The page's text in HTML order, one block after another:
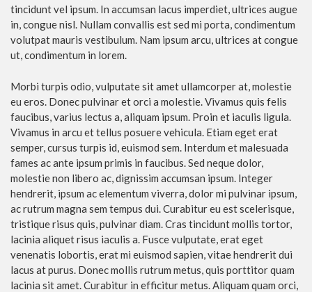
tincidunt vel ipsum. In accumsan lacus imperdiet, ultrices augue
in, congue nisl. Nullam convallis est sed mi porta, condimentum
volutpat mauris vestibulum. Nam ipsum arcu, ultrices at congue
ut, condimentum in lorem.
Morbi turpis odio, vulputate sit amet ullamcorper at, molestie
eu eros. Donec pulvinar et orci a molestie. Vivamus quis felis
faucibus, varius lectus a, aliquam ipsum. Proin et iaculis ligula.
Vivamus in arcu et tellus posuere vehicula. Etiam eget erat
semper, cursus turpis id, euismod sem. Interdum et malesuada
fames ac ante ipsum primis in faucibus. Sed neque dolor,
molestie non libero ac, dignissim accumsan ipsum. Integer
hendrerit, ipsum ac elementum viverra, dolor mi pulvinar ipsum,
ac rutrum magna sem tempus dui. Curabitur eu est scelerisque,
tristique risus quis, pulvinar diam. Cras tincidunt mollis tortor,
lacinia aliquet risus iaculis a. Fusce vulputate, erat eget
venenatis lobortis, erat mi euismod sapien, vitae hendrerit dui
lacus at purus. Donec mollis rutrum metus, quis porttitor quam
lacinia sit amet. Curabitur in efficitur metus. Aliquam quam orci,